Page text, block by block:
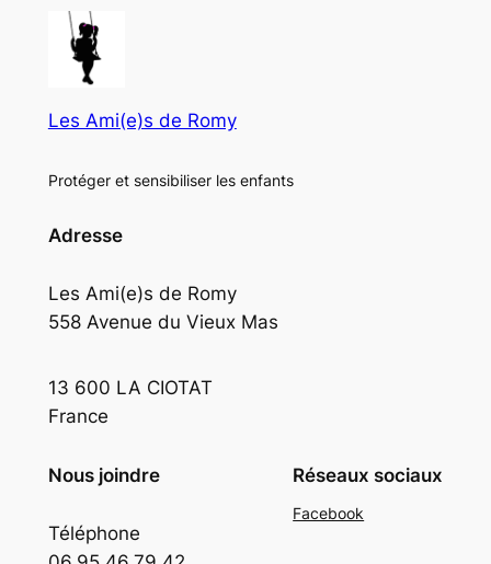
Les Ami(e)s de Romy
Protéger et sensibiliser les enfants
Adresse
Les Ami(e)s de Romy
558 Avenue du Vieux Mas
13 600 LA CIOTAT
France
Nous joindre
Téléphone
Réseaux sociaux
Facebook